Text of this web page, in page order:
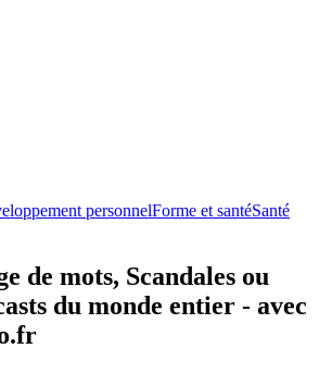
personnelForme et santéSanté
de mots, Scandales ou
du monde entier - avec